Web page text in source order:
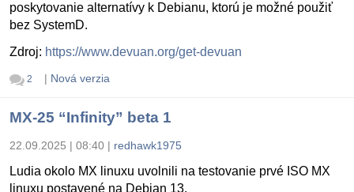
poskytovanie alternatívy k Debianu, ktorú je možné použiť
bez SystemD.
Zdroj: https://www.devuan.org/get-devuan
2 | Nová verzia
MX-25 “Infinity” beta 1
22.09.2025 | 08:40 | redhawk1975
Ludia okolo MX linuxu uvolnili na testovanie prvé ISO MX
linuxu postavené na Debian 13.